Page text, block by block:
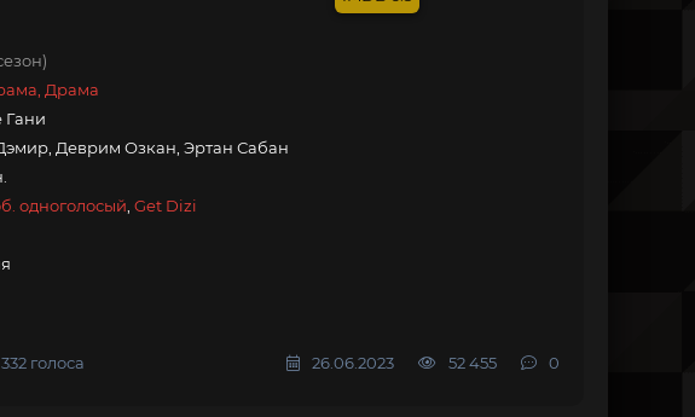
Драма
Деврим Озкан, Эртан Сабан
одноголосый Get Dizi
332 голоса 26.06.2023 52 455 0